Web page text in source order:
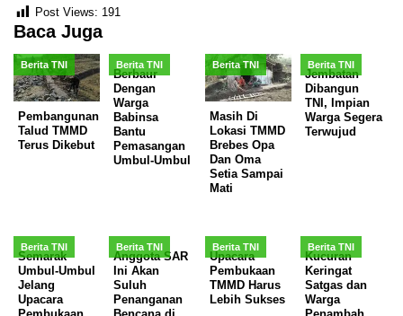
Post Views: 191
Baca Juga
Berita TNI
Pembangunan
Talud TMMD
Terus Dikebut
Berita TNI
Berbaur
Dengan
Warga
Babinsa
Bantu
Pemasangan
Umbul-Umbul
Berita TNI
Masih Di
Lokasi TMMD
Brebes Opa
Dan Oma
Setia Sampai
Mati
Berita TNI
Jembatan
Dibangun
TNI, Impian
Warga Segera
Terwujud
Berita TNI
Semarak
Umbul-Umbul
Jelang
Upacara
Berita TNI
Anggota SAR
Ini Akan
Suluh
Penanganan
Berita TNI
Upacara
Pembukaan
TMMD Harus
Lebih Sukses
Berita TNI
Kucuran
Keringat
Satgas dan
Warga